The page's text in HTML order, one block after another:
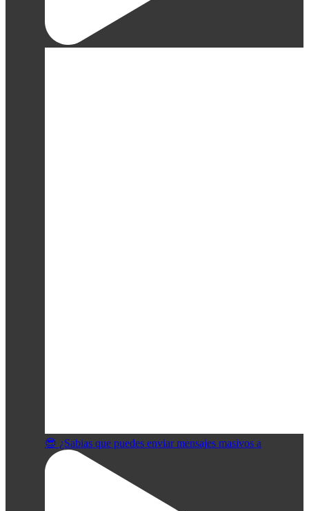
😎 ¿Sabias que puedes enviar mensajes masivos a